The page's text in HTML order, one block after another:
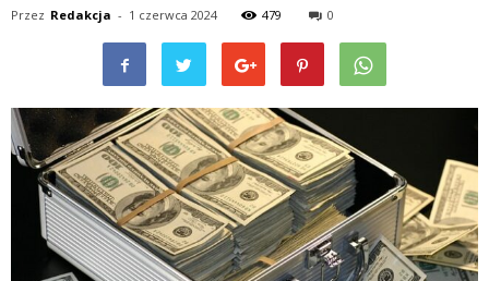
Przez Redakcja - 1 czerwca 2024 479 0